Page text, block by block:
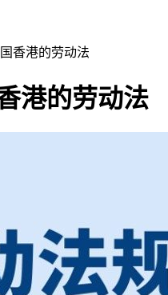
香港的劳动法
港的劳动法